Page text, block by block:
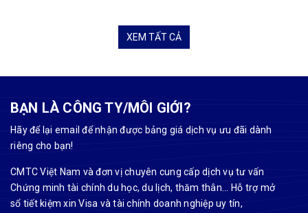
XEM TẤT CẢ
BẠN LÀ CÔNG TY/MÔI GIỚI?
Hãy để lại email để nhận được bảng giá dịch vụ ưu đãi dành
riêng cho bạn!
CMTC Việt Nam và đơn vị chuyên cung cấp dịch vụ tư vấn
Chứng minh tài chính du học, du lịch, thăm thân... Hỗ trợ mở
sổ tiết kiệm xin Visa và tài chính doanh nghiệp uy tín,